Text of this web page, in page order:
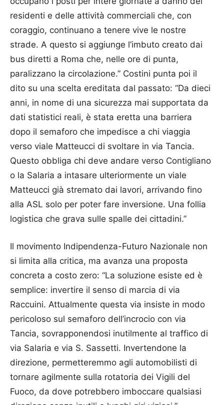
residenti e delle attività commerciali che, con
coraggio, continuano a tenere vive le nostre
strade. A questo si aggiunge l’imbuto creato dai
bus diretti a Roma che, nelle ore di punta,
paralizzano la circolazione.” Costini punta poi il
dito su una scelta ereditata dal passato: “Da dieci
anni, in nome di una sicurezza mai supportata da
dati statistici reali, è stata eretta una barriera
dopo il semaforo che impedisce a chi viaggia
verso viale Matteucci di svoltare in via Tancia.
Questo obbliga chi deve andare verso Contigliano
o la Salaria a intasare ulteriormente un viale
Matteucci già stremato dai lavori, arrivando fino
alla ASL solo per poter fare inversione. Una follia
logistica che grava sulle spalle dei cittadini.”
Il movimento Indipendenza-Futuro Nazionale non
si limita alla critica, ma avanza una proposta
concreta a costo zero: “La soluzione esiste ed è
semplice: invertire il senso di marcia di via
Raccuini. Attualmente questa via insiste in modo
pericoloso sul semaforo dell’incrocio con via
Tancia, sovrapponendosi inutilmente al traffico di
via Salaria e via S. Sassetti. Invertendone la
direzione, permetteremmo agli automobilisti di
tornare agilmente sulla rotatoria dei Vigili del
Fuoco, da dove potrebbero imboccare qualsiasi